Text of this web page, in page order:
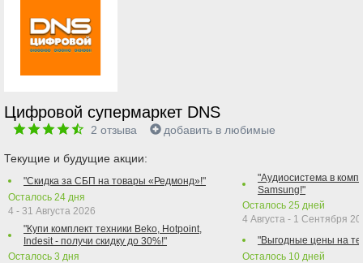
Цифровой супермаркет DNS
2 отзыва добавить в любимые
Текущие и будущие акции:
"Скидка за СБП на товары «Редмонд»!"
Осталось 24 дня
4 - 31 Августа 2026
"Купи комплект техники Beko, Hotpoint,
Indesit - получи скидку до 30%!"
Осталось 3 дня
"Аудиосистема в
Samsung!"
Осталось 25 дней
4 Августа - 1 Сентября
"Выгодные цены на
Осталось 10 дней